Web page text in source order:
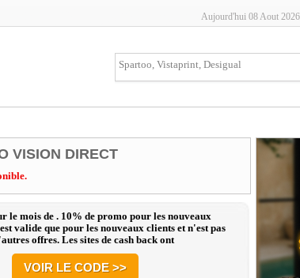
Aujourd'hui 08 Aout
VISION DIRECT
le mois de . 10% de promo pour les nouveaux
valide que pour les nouveaux clients et n'est pas
offres. Les sites de cash back ont
la réduction de ces codes, toute utilisation des
sites sera refusée.
VOIR LE CODE >>